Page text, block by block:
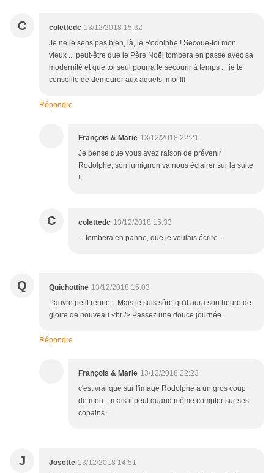
C colettedc 13/12/2018 15:32
Je ne le sens pas bien, là, le Rodolphe ! Secoue-toi mon
vieux ... peut-être que le Père Noël tombera en passe avec sa
modernité et que toi seul pourra le secourir à temps ... je te
conseille de demeurer aux aquets, moi !!!
Répondre
François & Marie 13/12/2018 22:21
Je pense que vous avez raison de prévenir
Rodolphe, son lumignon va nous éclairer sur la suite
!
C colettedc 13/12/2018 15:33
... tombera en panne, que je voulais écrire ...
Q Quichottine 13/12/2018 15:03
Pauvre petit renne... Mais je suis sûre qu'il aura son heure de
gloire de nouveau.<br /> Passez une douce journée.
Répondre
François & Marie 13/12/2018 22:23
c'est vrai que sur l'image Rodolphe a un gros coup
de mou... mais il peut quand même compter sur ses
copains .
J Josette 13/12/2018 14:51